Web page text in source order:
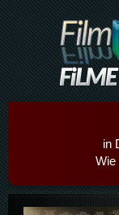
in
Wie